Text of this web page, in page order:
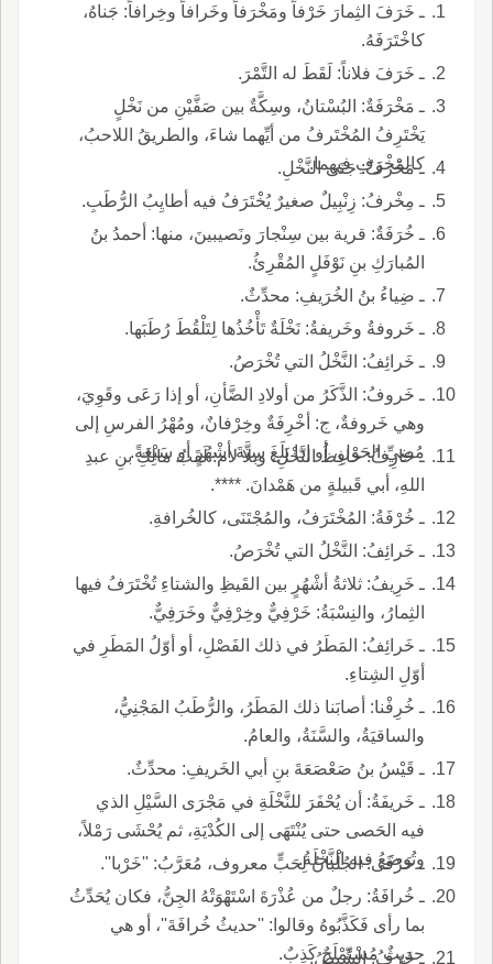
ـ خَرَفَ الثِمارَ خَرْفاً ومَخْرَفاً وخَرافاً وخِرافاً: جَناهُ،
كاخْتَرَفَهُ.
ـ خَرَفَ فلاناً: لَقَطَ له التَّمْرَ.
ـ مَخْرَفَةٌ: البُسْتانُ، وسِكَّةٌ بين صَفَّيْنِ من نَخْلٍ
يَخْتَرِفُ المُخْتَرفُ من أيِّهما شاءَ، والطريقُ اللاحبُ،
كالمَخْرَفِ فيهما.
ـ مَخْرَفُ: جَنَى النَّخْلِ.
ـ مِخْرفُ: زِنْبِيلٌ صغيرٌ يُخْتَرَفُ فيه أطايِبُ الرُّطَبِ.
ـ خُرَفَةٌ: قرية بين سِنْجارَ ونَصيبينَ، منها: أحمدُ بنُ
المُبارَكِ بنِ نَوْفَلٍ المُقْرِئُ.
ـ ضِياءُ بنُ الخُرَيفِ: محدِّثٌ.
ـ خَروفةُ وخَريفةُ: نَخْلَةٌ تَأْخُذُها لِتَلْقُطَ رُطَبَها.
ـ خَرائِفُ: النَّخْلُ التي تُخْرَصُ.
ـ خَروفُ: الذَّكَرُ من أولادِ الضَّأنِ، أو إذا رَعَى وقَوِيَ،
وهي خَروفةٌ، ج: أخْرِفَةٌ وخِرْفانٌ، ومُهْرُ الفرسِ إلى
مُضِيِّ الحَوْلِ، أو إذا بَلَغَ سِتَّةَ أشْهُرٍ أو سَبْعَةً.
ـ خارِفُ: حافِظُ النَّخْلِ، وبلا لام: لَقَبُ مالِكِ بنِ عبدِ
اللهِ، أبي قَبيلةٍ من هَمْدانَ. ****.
ـ خُرْفَةُ: المُخْتَرَفُ، والمُجْتَنَى، كالخُرافةِ.
ـ خَرائِفُ: النَّخْلُ التي تُخْرَصُ.
ـ خَرِيفُ: ثلاثةُ أشْهُرٍ بين القَيظِ والشتاءِ تُخْتَرَفُ فيها
الثِمارُ، والنِسْبَةُ: خَرْفِيٌّ وخِرْفِيٌّ وخَرَفِيٌّ.
ـ خَرائِفُ: المَطَرُ في ذلك الفَصْلِ، أو أوّلُ المَطَرِ في
أوّلِ الشِتاءِ.
ـ خُرِفْنا: أصابَنا ذلك المَطَرُ، والرُّطَبُ المَجْنِيُّ،
والساقيَةُ، والسَّنَةُ، والعامُ.
ـ قَيْسُ بنُ صَعْصَعَةَ بنِ أبي الخَريفِ: محدِّثٌ.
ـ خَريفَةُ: أن يُحْفَرَ للنَّخْلَةِ في مَجْرَى السَّيْلِ الذي
فيه الحَصى حتى يُنْتَهَى إلى الكُدْيَةِ، ثم يُحْشَى رَمْلاً،
وتُوضَعُ فيه النَّخْلَةُ.
ـ خَرْفَى: الجُلْبانُ لِحَبٍّ معروف، مُعَرَّبُ: ''خَرْبا''.
ـ خُرافَةُ: رجلٌ من عُذْرَةَ اسْتَهْوَتْهُ الجِنُّ، فكان يُحَدِّثُ
بما رأى فَكَذَّبُوهُ وقالوا: ''حديثُ خُرافَةَ''، أو هي
حديثٌ مُسْتَمْلَحٌ كَذِبٌ.
ـ خَرَفُ: الشِّيصُ.